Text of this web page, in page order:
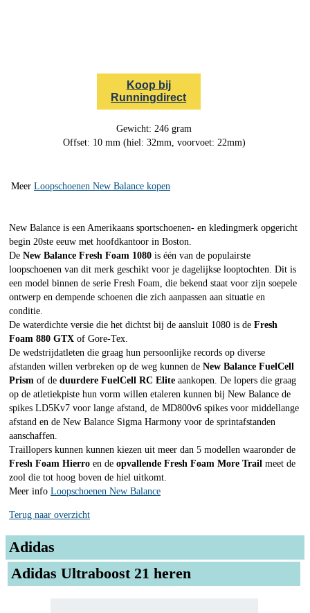
Koop bij
Runningdirect
Gewicht: 246 gram
Offset: 10 mm (hiel: 32mm, voorvoet: 22mm)
Meer Loopschoenen New Balance kopen
New Balance is een Amerikaans sportschoenen- en kledingmerk opgericht
begin 20ste eeuw met hoofdkantoor in Boston.
De New Balance Fresh Foam 1080 is één van de populairste
loopschoenen van dit merk geschikt voor je dagelijkse looptochten. Dit is
een model binnen de serie Fresh Foam, die bekend staat voor zijn soepele
ontwerp en dempende schoenen die zich aanpassen aan situatie en
conditie.
De waterdichte versie die het dichtst bij de aansluit 1080 is de Fresh
Foam 880 GTX of Gore-Tex.
De wedstrijdatleten die graag hun persoonlijke records op diverse
afstanden willen verbreken op de weg kunnen de New Balance FuelCell
Prism of de duurdere FuelCell RC Elite aankopen. De lopers die graag
op de atletiekpiste hun vorm willen etaleren kunnen bij New Balance de
spikes LD5Kv7 voor lange afstand, de MD800v6 spikes voor middellange
afstand en de New Balance Sigma Harmony voor de sprintafstanden
aanschaffen.
Traillopers kunnen kunnen kiezen uit meer dan 5 modellen waaronder de
Fresh Foam Hierro en de opvallende Fresh Foam More Trail meet de
zool die tot hoog boven de hiel uitkomt.
Meer info Loopschoenen New Balance
Terug naar overzicht
Adidas
Adidas Ultraboost 21 heren